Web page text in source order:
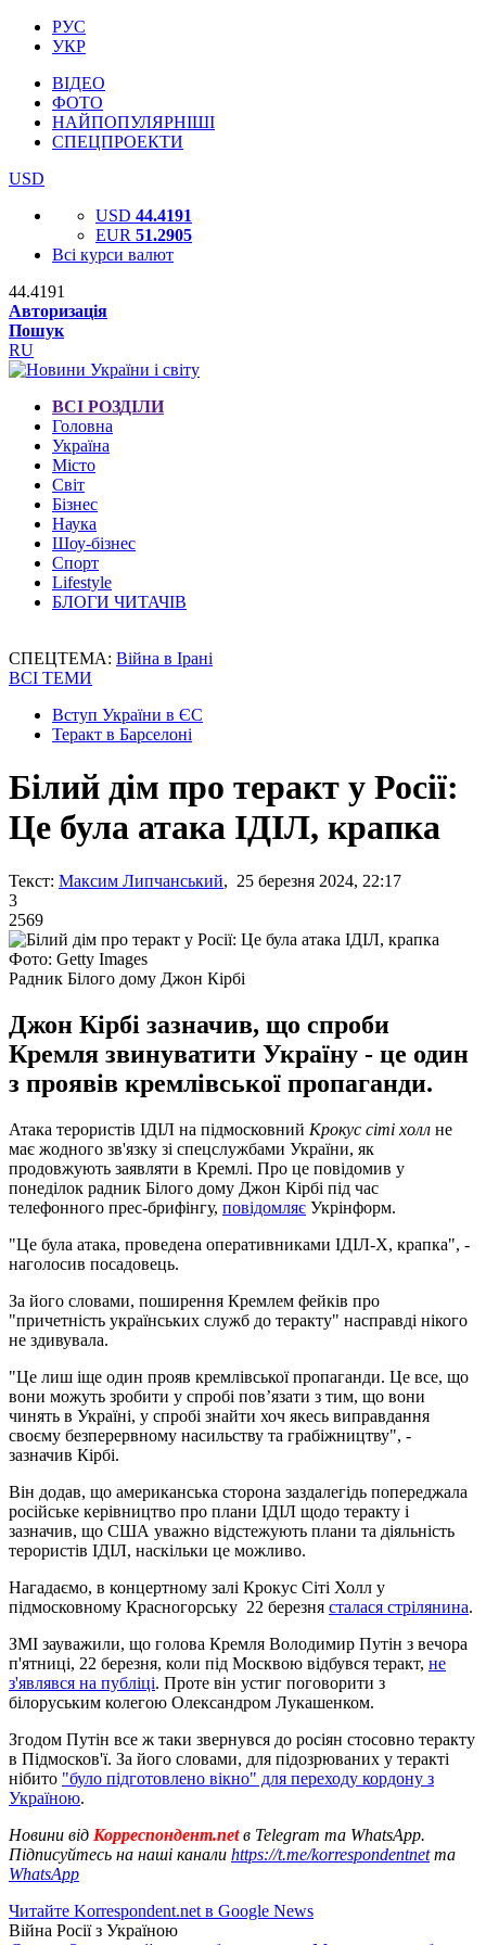
РУС
УКР
ВІДЕО
ФОТО
НАЙПОПУЛЯРНІШІ
СПЕЦПРОЕКТИ
USD
USD 44.4191
EUR 51.2905
Всі курси валют
44.4191
Авторизація
Пошук
RU
ВСІ РОЗДІЛИ
Головна
Україна
Місто
Світ
Бізнес
Наука
Шоу-бізнес
Спорт
Lifestyle
БЛОГИ ЧИТАЧІВ
СПЕЦТЕМА: Війна в Ірані
ВСІ ТЕМИ
Вступ України в ЄС
Теракт в Барселоні
Білий дім про теракт у Росії:
Це була атака ІДІЛ, крапка
Текст: Максим Липчанський, 25 березня 2024, 22:17
3
2569
Фото: Getty Images
Радник Білого дому Джон Кірбі
Джон Кірбі зазначив, що спроби
Кремля звинуватити Україну - це один
з проявів кремлівської пропаганди.
Атака терористів ІДІЛ на підмосковний Крокус сіті холл не
має жодного зв'язку зі спецслужбами України, як
продовжують заявляти в Кремлі. Про це повідомив у
понеділок радник Білого дому Джон Кірбі під час
телефонного прес-брифінгу, повідомляє Укрінформ.
"Це була атака, проведена оперативниками ІДІЛ-Х, крапка", -
наголосив посадовець.
За його словами, поширення Кремлем фейків про
"причетність українських служб до теракту" насправді нікого
не здивувала.
"Це лиш іще один прояв кремлівської пропаганди. Це все, що
вони можуть зробити у спробі пов’язати з тим, що вони
чинять в Україні, у спробі знайти хоч якесь виправдання
своєму безперервному насильству та грабіжництву", -
зазначив Кірбі.
Він додав, що американська сторона заздалегідь попереджала
російське керівництво про плани ІДІЛ щодо теракту і
зазначив, що США уважно відстежують плани та діяльність
терористів ІДІЛ, наскільки це можливо.
Нагадаємо, в концертному залі Крокус Сіті Холл у
підмосковному Красногорську 22 березня сталася стрілянина.
ЗМІ зауважили, що голова Кремля Володимир Путін з вечора
п'ятниці, 22 березня, коли під Москвою відбувся теракт, не
з'являвся на публіці. Проте він устиг поговорити з
білоруським колегою Олександром Лукашенком.
Згодом Путін все ж таки звернувся до росіян стосовно теракту
в Підмосков'ї. За його словами, для підозрюваних у теракті
нібито "було підготовлено вікно" для переходу кордону з
Україною.
Новини від Корреспондент.netв Telegram та WhatsApp.
Підписуйтесь на наші канали https://t.me/korrespondentnetта
WhatsApp
Читайте Korrespondent.net в Google News
Війна Росії з Україною